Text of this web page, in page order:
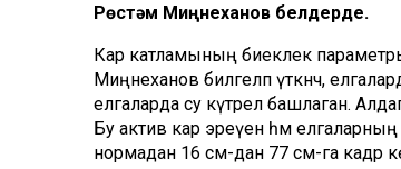
Рөстәм Миңнеханов белдерде.
Кар катламының биеклек
Миңнеханов билгеләп үткәнчә,
елгаларда су күтәрелә башлаган.
Бу актив кар эреүенә һәм
нормадан 16 см-дан 77 см-га кадәр